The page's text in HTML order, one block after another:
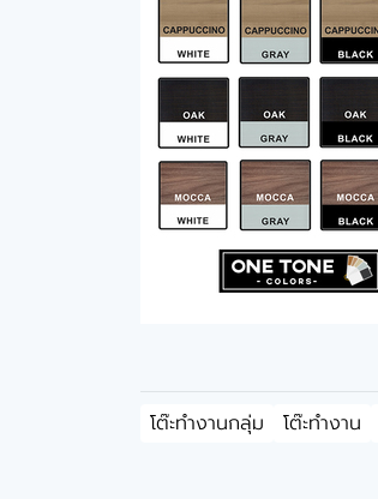
โต๊ะทำงานกลุ่ม โต๊ะทำงาน